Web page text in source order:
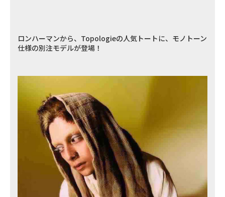
ロンハーマンから、Topologieの人気トートに、モノトーン
仕様の別注モデルが登場！